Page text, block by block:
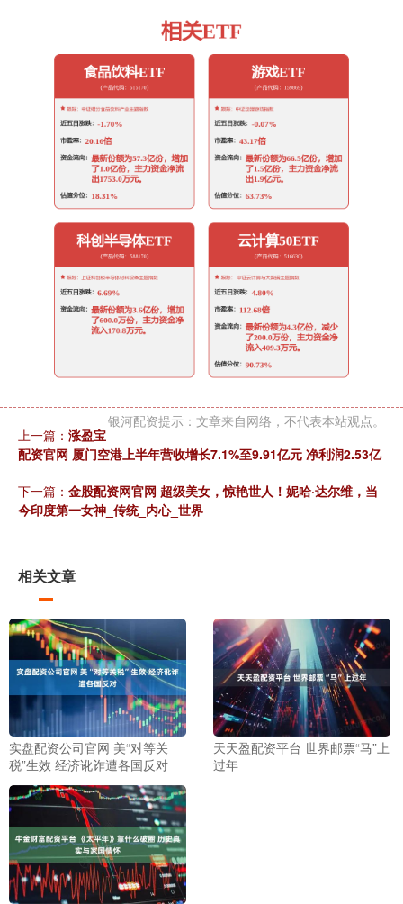
银河配资提示：文章来自网络，不代表本站观点。
上一篇： 涨盈宝
配资官网 厦门空港上半年营收增长7.1%至9.91亿元 净利润2.53亿
下一篇： 金股配资网官网 超级美女，惊艳世人！妮哈·达尔维，当
今印度第一女神_传统_内心_世界
相关文章
实盘配资公司官网 美“对等关
税”生效 经济讹诈遭各国反对
天天盈配资平台 世界邮票“马”上
过年